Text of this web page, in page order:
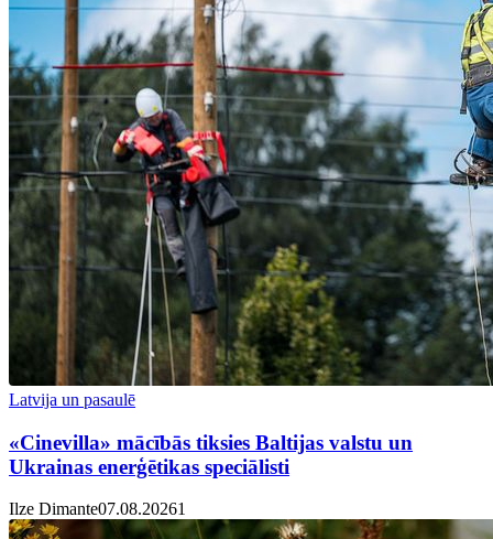
Latvija un pasaulē
«Cinevilla» mācībās tiksies Baltijas valstu un
Ukrainas enerģētikas speciālisti
Ilze Dimante07.08.20261